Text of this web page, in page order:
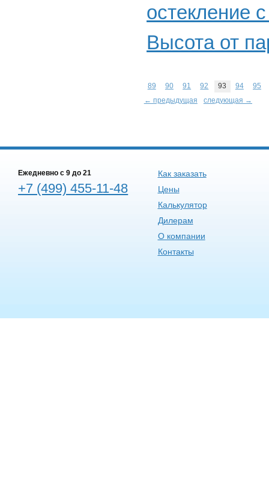
остекление
Высота от
89 90 91 92 93 94
95
← предыдущая
следующая →
Ежедневно c 9 до 21
+7 (499) 455-11-48
Как заказать
Цены
Калькулятор
Дилерам
О компании
Контакты